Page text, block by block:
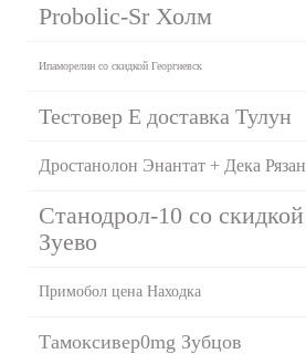
Probolic-Sr Холм
Ипаморелин со скидкой Георгиевск
Тестовер Е доставка Тулун
Дростанолон Энантат + Дека
Станодрол-10 со
Зуево
Примобол цена Находка
Тамоксивер0mg Зубцов